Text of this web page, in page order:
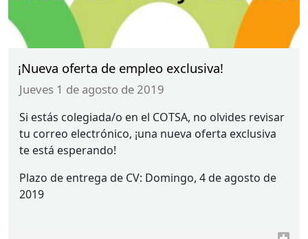
¡Nueva oferta de empleo exclusiva!
jueves 1 de agosto de 2019
Si estás colegiada/o en el COTSA, no olvides revisar
tu correo electrónico, ¡una nueva oferta exclusiva
te está esperando!
Plazo de entrega de CV: Domingo, 4 de agosto de
2019